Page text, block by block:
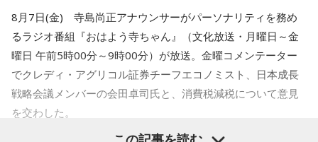
三輪田：（笑）。
寺内：汗ダラダラから、なんかそういう流れにされてる気が
して(笑)。
小林：思うつぼだな。
きますから」
一蔵 「もう言いましたよ。もうノーギャラでもいいぐらい。
もう盛り上げますよ、本当」
寺島「ベッセント財務長官はどういったかと言いますと、こ
れはNHKによるんですが…NHKの独占インタビューだったよ
うな感じです。日米の金利差が円安の要因だと指摘される
中、日銀が次の会合で利上げに踏み切るべきかと問われたの
に対し、ベッセント財務長官は具体的な政策の方向性への言
及は避けつつ、「植田総裁とは15年以上の知り合いで、絶大
8月7日(金) 寺島尚正アナウンサーがパーソナリティを務め
るラジオ番組『おはよう寺ちゃん』（文化放送・月曜日～金
曜日 午前5時00分～9時00分）が放送。金曜コメンテーター
でクレディ・アグリコル証券チーフエコノミスト、日本成長
戦略会議メンバーの会田卓司氏と、消費税減税について意見
を交わした。